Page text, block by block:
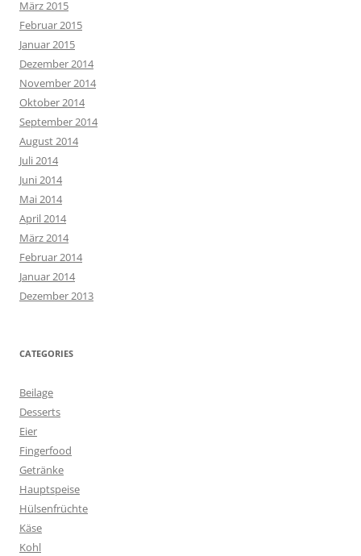
März 2015
Februar 2015
Januar 2015
Dezember 2014
November 2014
Oktober 2014
September 2014
August 2014
Juli 2014
Juni 2014
Mai 2014
April 2014
März 2014
Februar 2014
Januar 2014
Dezember 2013
CATEGORIES
Beilage
Desserts
Eier
Fingerfood
Getränke
Hauptspeise
Hülsenfrüchte
Käse
Kohl